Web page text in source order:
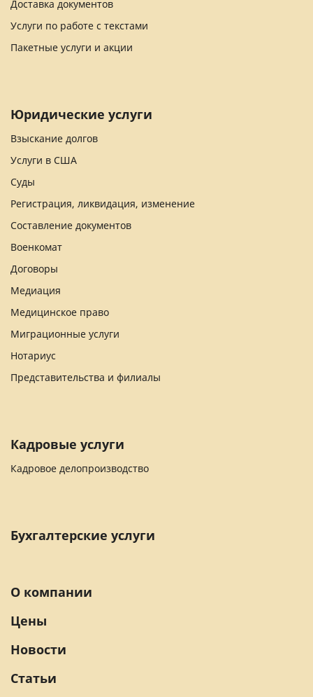
Доставка документов
Услуги по работе с текстами
Пакетные услуги и акции
Юридические услуги
Взыскание долгов
Услуги в США
Суды
Регистрация, ликвидация, изменение
Составление документов
Военкомат
Договоры
Медиация
Медицинское право
Миграционные услуги
Нотариус
Представительства и филиалы
Кадровые услуги
Кадровое делопроизводство
Бухгалтерские услуги
О компании
Цены
Новости
Статьи